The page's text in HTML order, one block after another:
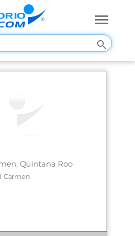
Quintana Roo
Carmen